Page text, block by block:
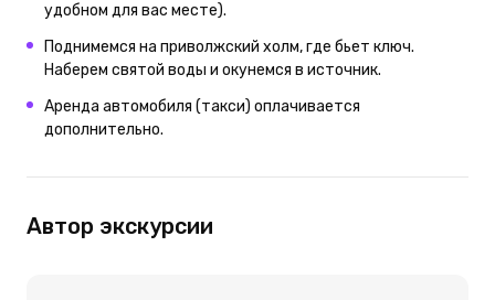
удобном для вас месте).
Поднимемся на приволжский холм, где бьет ключ.
Наберем святой воды и окунемся в источник.
Аренда автомобиля (такси) оплачивается
дополнительно.
Автор экскурсии